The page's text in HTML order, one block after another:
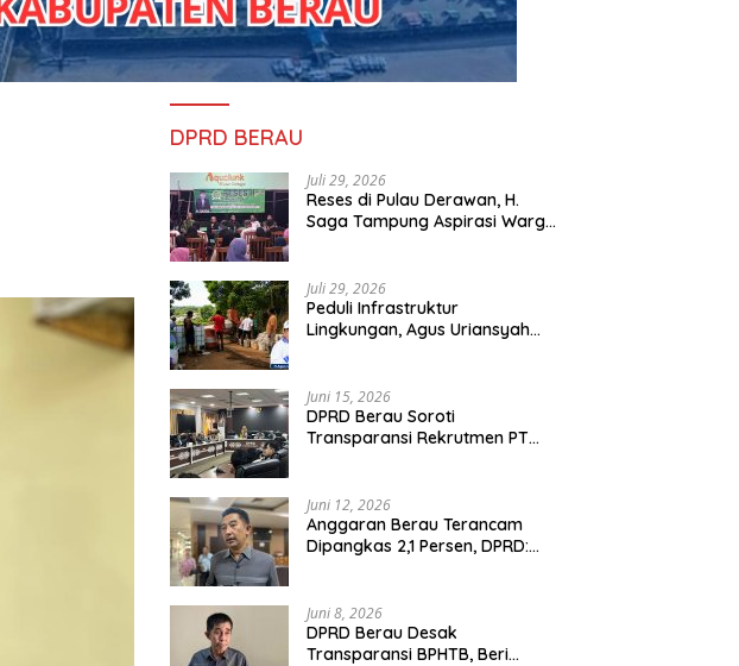
DPRD BERAU
Juli 29, 2026
Reses di Pulau Derawan, H.
Saga Tampung Aspirasi Warga
Juli 29, 2026
Peduli Infrastruktur
Lingkungan, Agus Uriansyah
Juni 15, 2026
DPRD Berau Soroti
Transparansi Rekrutmen PT
Juni 12, 2026
Anggaran Berau Terancam
Dipangkas 2,1 Persen, DPRD:
Juni 8, 2026
DPRD Berau Desak
Transparansi BPHTB, Beri